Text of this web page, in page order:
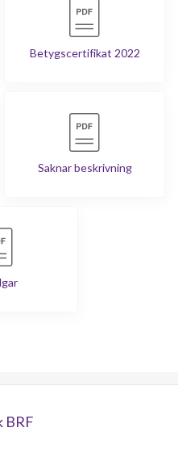
Betygscertifikat 2022
Saknar beskrivning
BRF